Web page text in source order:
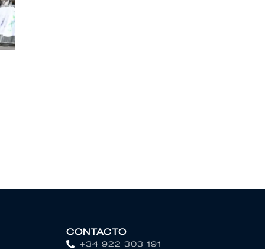
CONTACTO
+34 922 303 191